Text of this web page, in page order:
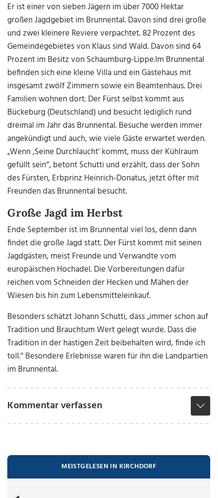
Er ist einer von sieben Jägern im über 7000 Hektar
großen Jagdgebiet im Brunnental. Davon sind drei große
und zwei kleinere Reviere verpachtet. 82 Prozent des
Gemeindegebietes von Klaus sind Wald. Davon sind 64
Prozent im Besitz von Schaumburg-Lippe.Im Brunnental
befinden sich eine kleine Villa und ein Gästehaus mit
insgesamt zwölf Zimmern sowie ein Beamtenhaus. Drei
Familien wohnen dort. Der Fürst selbst kommt aus
Bückeburg (Deutschland) und besucht lediglich rund
dreimal im Jahr das Brunnental. Besuche werden immer
angekündigt und auch, wie viele Gäste erwartet werden.
„Wenn ,Seine Durchlaucht' kommt, muss der Kühlraum
gefüllt sein“, betont Schutti und erzählt, dass der Sohn
des Fürsten, Erbprinz Heinrich-Donatus, jetzt öfter mit
Freunden das Brunnental besucht.
Große Jagd im Herbst
Ende September ist im Brunnental viel los, denn dann
findet die große Jagd statt. Der Fürst kommt mit seinen
Jagdgästen, meist Freunde und Verwandte vom
europäischen Hochadel. Die Vorbereitungen dafür
reichen vom Schneiden der Hecken und Mähen der
Wiesen bis hin zum Lebensmitteleinkauf.
Besonders schätzt Johann Schutti, dass „immer schon auf
Tradition und Brauchtum Wert gelegt wurde. Dass die
Tradition in der hastigen Zeit beibehalten wird, finde ich
toll.“ Besondere Erlebnisse waren für ihn die Landpartien
im Brunnental.
Kommentar verfassen
MEISTGELESEN IN KIRCHDORF